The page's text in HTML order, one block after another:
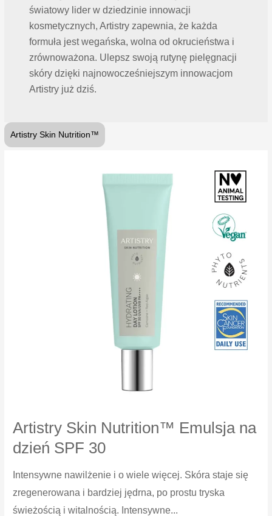
światowy lider w dziedzinie innowacji
kosmetycznych, Artistry zapewnia, że każda
formuła jest wegańska, wolna od okrucieństwa i
zrównoważona. Ulepsz swoją rutynę pielęgnacji
skóry dzięki najnowocześniejszym innowacjom
Artistry już dziś.
Artistry Skin Nutrition™
Artistry Skin Nutrition™ Emulsja na
dzień SPF 30
Intensywne nawilżenie i o wiele więcej. Skóra staje się
zregenerowana i bardziej jędrna, po prostu tryska
świeżością i witalnością. Intensywne...